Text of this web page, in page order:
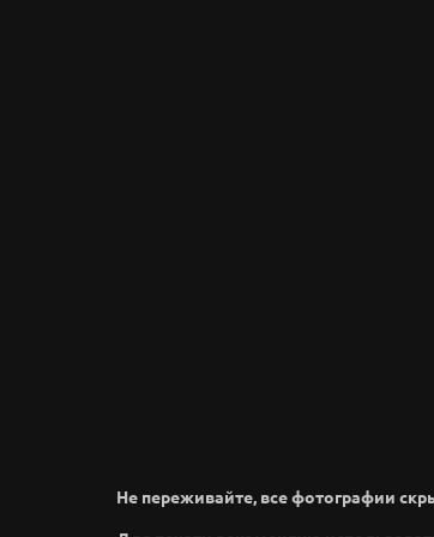
Не переживайте, все фотографии